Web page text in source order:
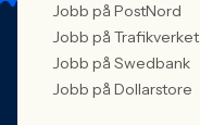
Jobb på PostNord
Jobb på Trafikverket
Jobb på Swedbank
Jobb på Dollarstore